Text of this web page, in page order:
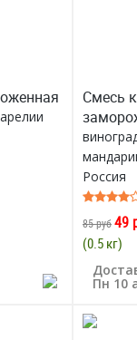
Смесь
Россия
85 руб49
(0.5 кг)
Пн 10